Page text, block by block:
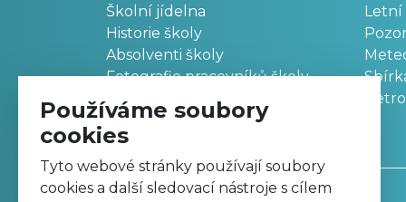
Školní jídelna
Historie školy
Absolventi školy
Fotografie pracovníků školy
Používáme soubory
cookies
Tyto webové stránky používají soubory
cookies a další sledovací nástroje s cílem